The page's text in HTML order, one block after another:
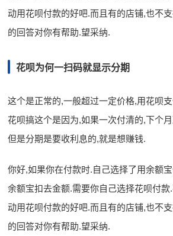
动用花呗付款的好吧.而且有的店铺,也不
的回答对你有帮助.望采纳.
花呗为何一扫码就显示分期
这个是正常的,一般超过一定价格,用花呗
花呗搞这个是因为,如果一次付清的,下个
但是分期是要收利息的,就是想赚钱.
你好,如果你在付款时.自己选择了用余额
余额宝扣去金额.需要你自己选择花呗付款
动用花呗付款的好吧.而且有的店铺,也不
的回答对你有帮助.望采纳.